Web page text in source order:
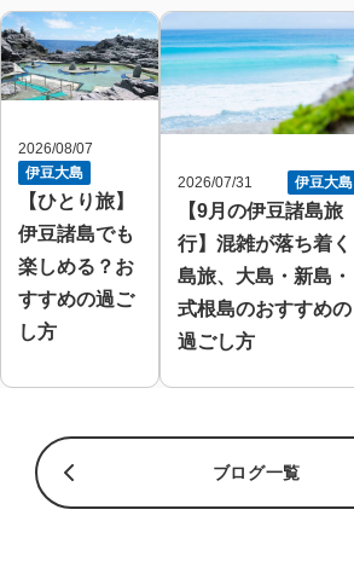
2026/08/07
伊豆大島
【ひとり旅】
伊豆諸島でも
楽しめる？お
すすめの過ご
し方
2026/07/31 伊豆大島
【9月の伊豆諸島旅
行】混雑が落ち着く
島旅、大島・新島・
式根島のおすすめの
過ごし方
ブログ一覧